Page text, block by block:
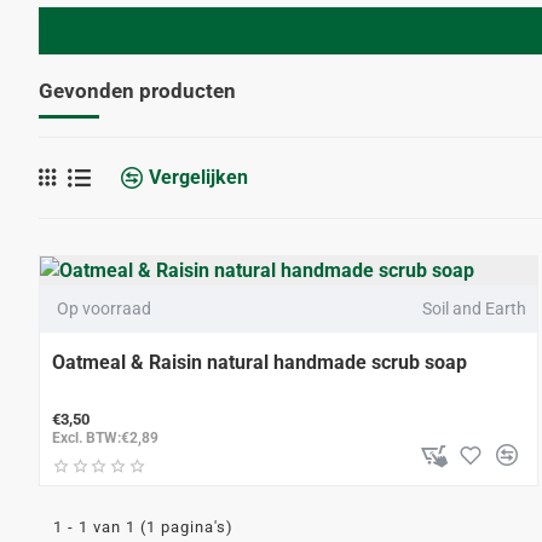
Gevonden producten
Vergelijken
Op voorraad Soil and Earth
Oatmeal & Raisin natural handmade scrub soap
€3,50
Excl. BTW:€2,89
1 - 1 van 1 (1 pagina's)